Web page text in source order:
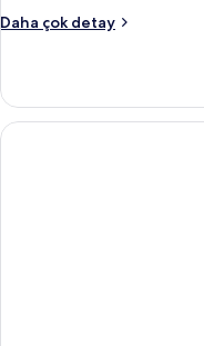
görün
Daha çok detay
Superior
(4+0
Renovated)
hakkında